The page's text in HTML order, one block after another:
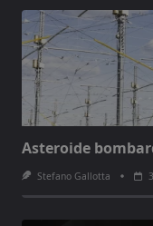
Asteroide
Stefano Gallotta